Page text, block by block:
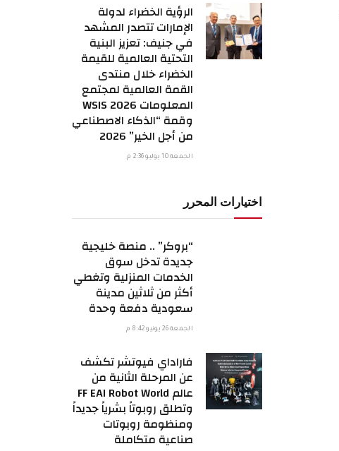
الرؤية الخضراء لدولة
الإمارات تتصدر المشهد
في جنيف: تعزيز البنية
التحتية العالمية للقيمة
الخضراء خلال منتدى
القمة العالمية لمجتمع
المعلومات WSIS 2026
وقمة “الذكاء الاصطناعي
من أجل الخير” 2026
الجمعة 10 يوليو 2:36 م
اختيارات المحرر
“بروكر” .. منصة خليجية
جديدة تدخل سوق
الخدمات المنزلية وتغطي
أكثر من ثلاثين مدينة
سعودية دفعة وحدة
الجمعة 26 يونيو 8:42 م
فاراداي فيوتشر تكشف
عن المرحلة الثانية من
عالم FF EAI Robot World
وتطلق روبوتاً بشرياً جديداً
ومنظومة روبوتات
صناعية متكاملة